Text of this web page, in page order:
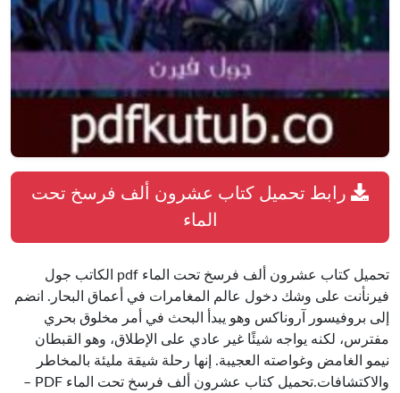
رابط تحميل كتاب عشرون ألف فرسخ تحت
الماء
تحميل كتاب عشرون ألف فرسخ تحت الماء pdf الكاتب جول
فيرنأنت على وشك دخول عالم المغامرات في أعماق البحار. انضم
إلى بروفيسور آروناكس وهو يبدأ البحث في أمر مخلوق بحري
مفترس، لكنه يواجه شيئًا غير عادي على الإطلاق، وهو القبطان
نيمو الغامض وغواصته العجيبة. إنها رحلة شيقة مليئة بالمخاطر
والاكتشافات.تحميل كتاب عشرون ألف فرسخ تحت الماء PDF –